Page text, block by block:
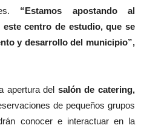
“Estamos apostando al
centro de estudio, que se
y desarrollo del municipio”,
apertura del salón de catering,
de pequeños grupos
conocer e interactuar en la